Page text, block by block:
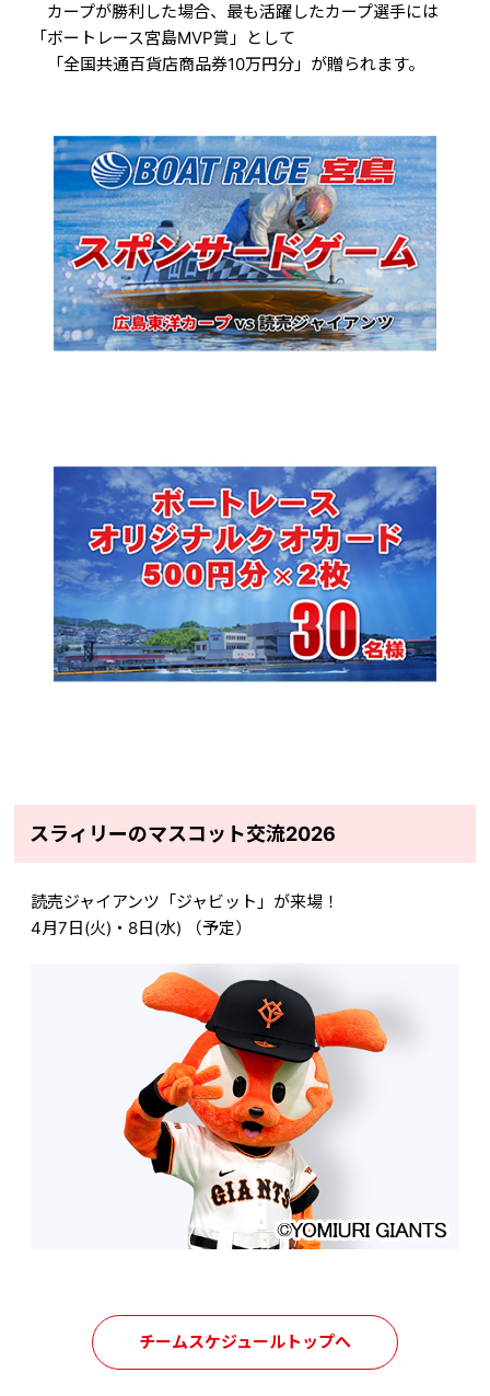
カープが勝利した場合、最も活躍したカープ選手には
「ボートレース宮島MVP賞」として
「全国共通百貨店商品券10万円分」 が贈られます。
スラィリーのマスコット交流2026
読売ジャイアンツ「ジャビット」が来場！
4月7日(火)・8日(水) （予定）
チームスケジュールトップへ